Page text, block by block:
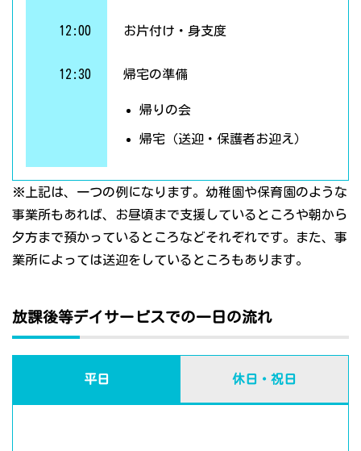
12:00 お片付け・身支度
12:30 帰宅の準備
帰りの会
帰宅（送迎・保護者お迎え）
※上記は、一つの例になります。幼稚園や保育園のような
事業所もあれば、お昼頃まで支援しているところや朝から
夕方まで預かっているところなどそれぞれです。また、事
業所によっては送迎をしているところもあります。
放課後等デイサービスでの一日の流れ
平日 休日・祝日